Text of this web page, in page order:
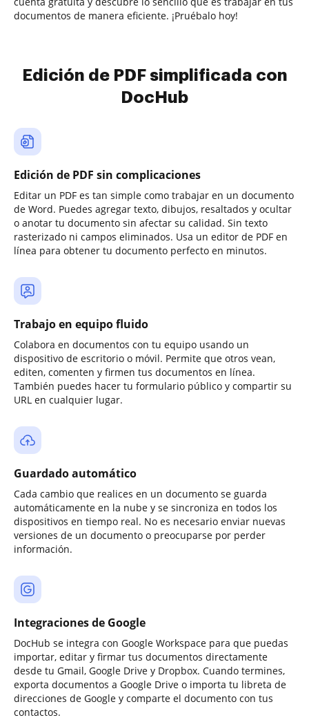
documentos de manera eficiente. ¡Pruébalo hoy!
Edición de PDF simplificada con
DocHub
Edición de PDF sin complicaciones
Editar un PDF es tan simple como trabajar en un documento
de Word. Puedes agregar texto, dibujos, resaltados y ocultar
o anotar tu documento sin afectar su calidad. Sin texto
rasterizado ni campos eliminados. Usa un editor de PDF en
línea para obtener tu documento perfecto en minutos.
Trabajo en equipo fluido
Colabora en documentos con tu equipo usando un
dispositivo de escritorio o móvil. Permite que otros vean,
editen, comenten y firmen tus documentos en línea.
También puedes hacer tu formulario público y compartir su
URL en cualquier lugar.
Guardado automático
Cada cambio que realices en un documento se guarda
automáticamente en la nube y se sincroniza en todos los
dispositivos en tiempo real. No es necesario enviar nuevas
versiones de un documento o preocuparse por perder
información.
Integraciones de Google
DocHub se integra con Google Workspace para que puedas
importar, editar y firmar tus documentos directamente
desde tu Gmail, Google Drive y Dropbox. Cuando termines,
exporta documentos a Google Drive o importa tu libreta de
direcciones de Google y comparte el documento con tus
contactos.